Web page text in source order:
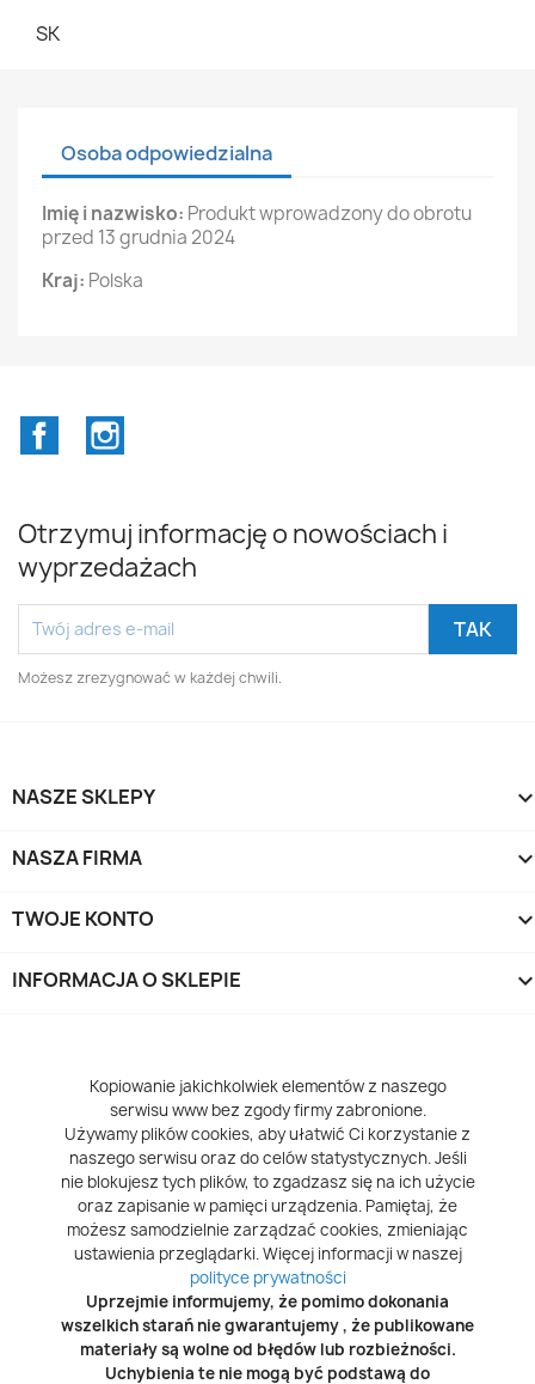
SK
Osoba odpowiedzialna
Imię i nazwisko: Produkt wprowadzony do obrotu
przed 13 grudnia 2024
Kraj: Polska
Facebook
Otrzymuj informację o nowościach i
wyprzedażach
Możesz zrezygnować w każdej chwili.
NASZE SKLEPY
NASZA FIRMA
TWOJE KONTO
INFORMACJA O SKLEPIE
Kopiowanie jakichkolwiek elementów z naszego
serwisu www bez zgody firmy zabronione.
Używamy plików cookies, aby ułatwić Ci korzystanie z
naszego serwisu oraz do celów statystycznych. Jeśli
nie blokujesz tych plików, to zgadzasz się na ich użycie
oraz zapisanie w pamięci urządzenia. Pamiętaj, że
możesz samodzielnie zarządzać cookies, zmieniając
ustawienia przeglądarki. Więcej informacji w naszej
polityce prywatności
Uprzejmie informujemy, że pomimo dokonania
wszelkich starań nie gwarantujemy , że publikowane
materiały są wolne od błędów lub rozbieżności.
Uchybienia te nie mogą być podstawą do